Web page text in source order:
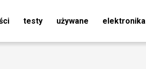
testy używane elektronika